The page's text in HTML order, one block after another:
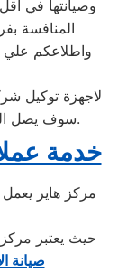
وصيانتها في
المنافسة
واطلاعكم علي
سوف يصل اليكم مهندسنا لمعاينة العطل وصيانة الجهاز.
خدمة
حيث يعتبر
صيانة